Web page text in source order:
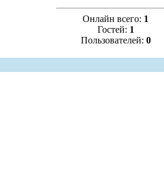
Онлайн всего: 1
Гостей: 1
Пользователей: 0